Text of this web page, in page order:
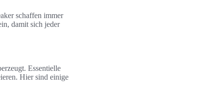
schaffen immer
damit sich jeder
Essentielle
Hier sind einige